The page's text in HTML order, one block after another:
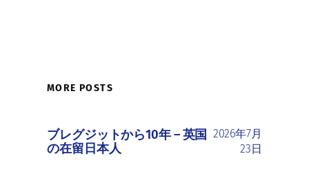
MORE POSTS
ブレグジットから10年 ― 英国
の在留日本人
2026年7月
23日